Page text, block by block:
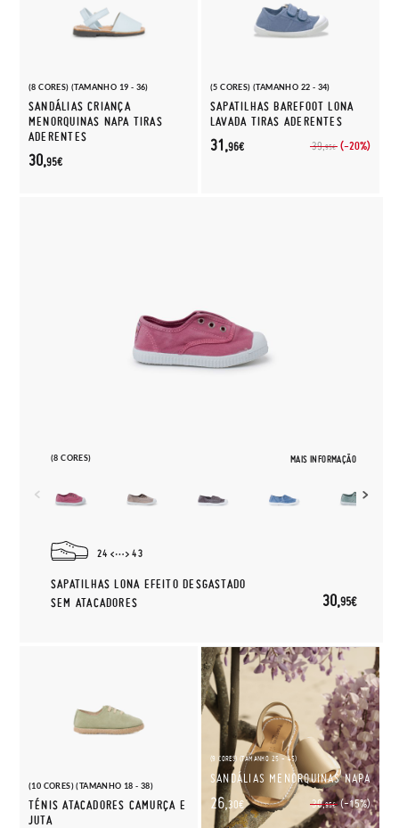
(8 CORES) (TAMANHO 19 - 36)
SANDÁLIAS CRIANÇA
MENORQUINAS NAPA TIRAS
ADERENTES
30,95€
(5 CORES) (TAMANHO 22 - 34)
SAPATILHAS BAREFOOT LONA
LAVADA TIRAS ADERENTES
39,95€ (-20%)
31,96€
(8 CORES) MAIS INFORMAÇÃO
24 43
SAPATILHAS LONA EFEITO DESGASTADO
SEM ATACADORES
30,95€
(10 CORES) (TAMANHO 18 - 38)
TÉNIS ATACADORES CAMURÇA E
JUTA
(9 CORES) (TAMANHO 25 - 45)
SANDÁLIAS MENORQUINAS NAPA
30,95€ (-15%)
26,30€